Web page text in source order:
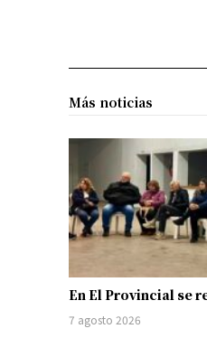
Más noticias
En El Provincial se
7 agosto 2026